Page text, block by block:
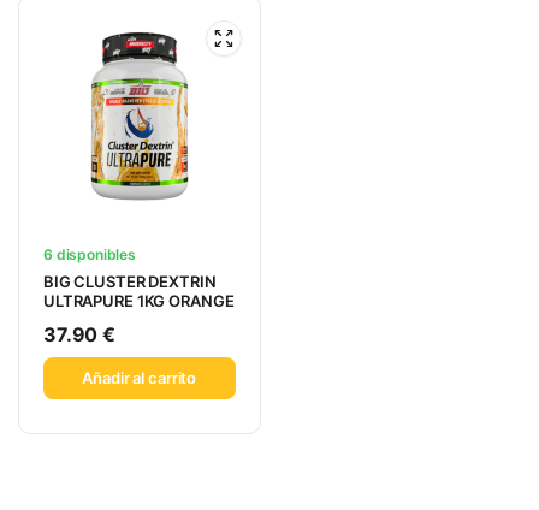
6 disponibles
BIG CLUSTER DEXTRIN
ULTRAPURE 1KG ORANGE
37.90€
Añadir al carrito